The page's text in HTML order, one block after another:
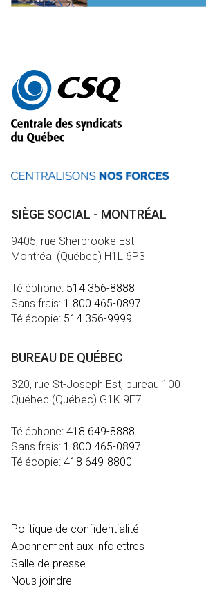
Autres
informations
SIÈGE SOCIAL - MONTRÉAL
9405, rue Sherbrooke Est
Montréal (Québec) H1L 6P3
Téléphone: 514 356-8888
Sans frais: 1 800 465-0897
Télécopie: 514 356-9999
BUREAU DE QUÉBEC
320, rue St-Joseph Est, bureau 100
Québec (Québec) G1K 9E7
Téléphone: 418 649-8888
Sans frais: 1 800 465-0897
Télécopie: 418 649-8800
Politique de confidentialité
Abonnement aux infolettres
Salle de presse
Nous joindre